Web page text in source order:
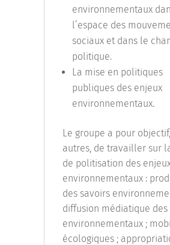
environnementaux
l’espace des
sociaux et dans le
politique.
La mise en politiques
publiques des enjeux
environnementaux.
Le groupe a pour
autres, de travailler sur
de politisation des
environnementaux :
des savoirs
diffusion médiatique des
environnementaux ;
écologiques ;